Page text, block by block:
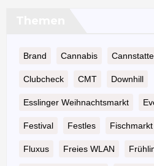
Brand Cannabis
Clubcheck CMT Downhill
Esslinger Weihnachtsmarkt
Festival Festles Fischmarkt
Fluxus Freies WLAN